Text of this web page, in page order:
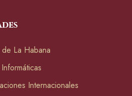
La Habana
Internacionales